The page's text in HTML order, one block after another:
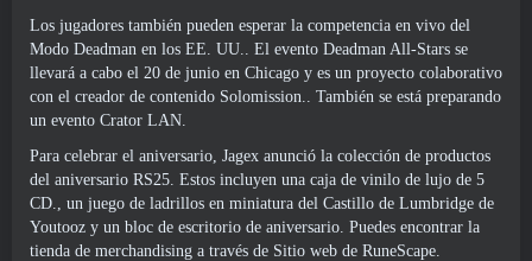
Los jugadores también pueden esperar la competencia en vivo del
Modo Deadman en los EE. UU.. El evento Deadman All-Stars se
llevará a cabo el 20 de junio en Chicago y es un proyecto colaborativo
con el creador de contenido Solomission.. También se está preparando
un evento Crator LAN.
Para celebrar el aniversario, Jagex anunció la colección de productos
del aniversario RS25. Estos incluyen una caja de vinilo de lujo de 5
CD., un juego de ladrillos en miniatura del Castillo de Lumbridge de
Youtooz y un bloc de escritorio de aniversario. Puedes encontrar la
tienda de merchandising a través de Sitio web de RuneScape.